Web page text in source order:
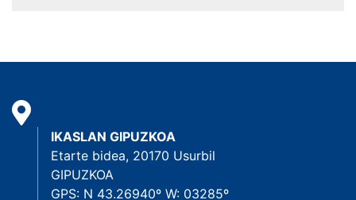
IKASLAN GIPUZKOA
Etarte bidea, 20170 Usurbil
GIPUZKOA
GPS: N 43.26940º W: 03285º